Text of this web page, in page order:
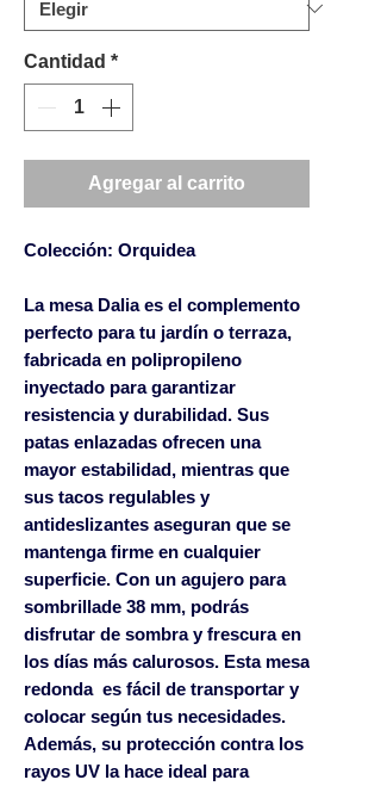
Cantidad *
Agregar al carrito
Colección: Orquidea
La mesa Dalia es el complemento
perfecto para tu jardín o terraza,
fabricada en polipropileno
inyectado para garantizar
resistencia y durabilidad. Sus
patas enlazadas ofrecen una
mayor estabilidad, mientras que
sus tacos regulables y
antideslizantes aseguran que se
mantenga firme en cualquier
superficie. Con un agujero para
sombrillade 38 mm, podrás
disfrutar de sombra y frescura en
los días más calurosos. Esta mesa
redonda es fácil de transportar y
colocar según tus necesidades.
Además, su protección contra los
rayos UV la hace ideal para